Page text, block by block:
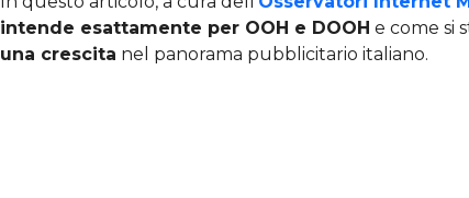
intende esattamente per OOH e DOOH e come si
una crescita nel panorama pubblicitario italiano.